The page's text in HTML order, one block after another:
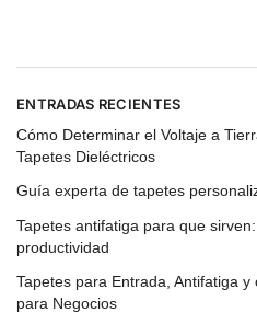
ENTRADAS RECIENTES
Cómo Determinar el Voltaje a
Tapetes Dieléctricos
Guía experta de tapetes
Tapetes antifatiga para que
productividad
Tapetes para Entrada, Antifatiga
para Negocios